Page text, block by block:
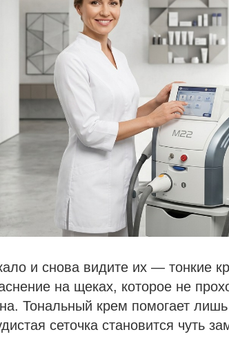
и снова видите их — тонкие
на щеках, которое не
Тональный крем помогает
сеточка становится чуть